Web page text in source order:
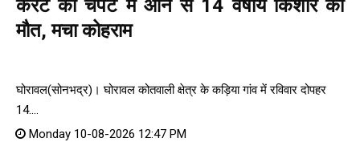
करंट की चपेट में आने से 14 वर्षीय किशोर की
मौत, मचा कोहराम
घोरावल(सोनभद्र)। घोरावल कोतवाली क्षेत्र के कड़िया गांव में रविवार दोपहर
14....
Monday 10-08-2026 12:47 PM